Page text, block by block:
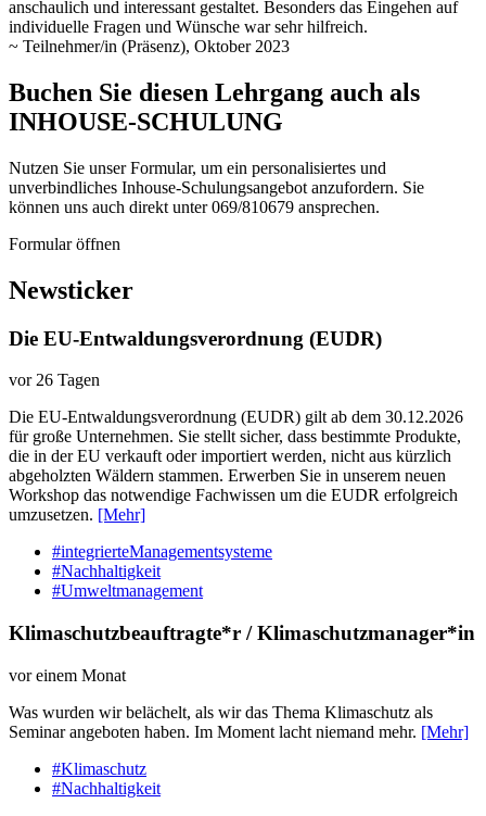
anschaulich und interessant gestaltet. Besonders das Eingehen auf
individuelle Fragen und Wünsche war sehr hilfreich.
~ Teilnehmer/in (Präsenz), Oktober 2023
Buchen Sie diesen Lehrgang auch als
INHOUSE-SCHULUNG
Nutzen Sie unser Formular, um ein personalisiertes und
unverbindliches Inhouse-Schulungs­angebot anzufordern. Sie
können uns auch direkt unter 069/810679 ansprechen.
Formular öffnen
Newsticker
Die EU-Entwaldungsverordnung (EUDR)
vor 26 Tagen
Die EU-Entwaldungsverordnung (EUDR) gilt ab dem 30.12.2026
für große Unternehmen. Sie stellt sicher, dass bestimmte Produkte,
die in der EU verkauft oder importiert werden, nicht aus kürzlich
abgeholzten Wäldern stammen. Erwerben Sie in unserem neuen
Workshop das notwendige Fachwissen um die EUDR erfolgreich
umzusetzen. [Mehr]
#integrierteManagementsysteme
#Nachhaltigkeit
#Umweltmanagement
Klimaschutzbeauftragte*r / Klimaschutzmanager*in
vor einem Monat
Was wurden wir belächelt, als wir das Thema Klimaschutz als
Seminar angeboten haben. Im Moment lacht niemand mehr. [Mehr]
#Klimaschutz
#Nachhaltigkeit